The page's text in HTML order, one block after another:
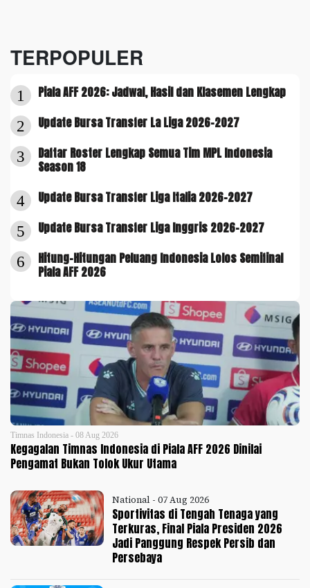
TERPOPULER
1 Piala AFF 2026: Jadwal, Hasil dan Klasemen Lengkap
2 Update Bursa Transfer La Liga 2026-2027
3
Daftar Roster Lengkap Semua Tim MPL Indonesia
Season 18
4 Update Bursa Transfer Liga Italia 2026-2027
5 Update Bursa Transfer Liga Inggris 2026-2027
6
Hitung-Hitungan Peluang Indonesia Lolos Semifinal
Piala AFF 2026
Timnas Indonesia - 08 Aug 2026
Kegagalan Timnas Indonesia di Piala AFF 2026 Dinilai
Pengamat Bukan Tolok Ukur Utama
National - 07 Aug 2026
Sportivitas di Tengah Tenaga yang
Terkuras, Final Piala Presiden 2026
Jadi Panggung Respek Persib dan
Persebaya